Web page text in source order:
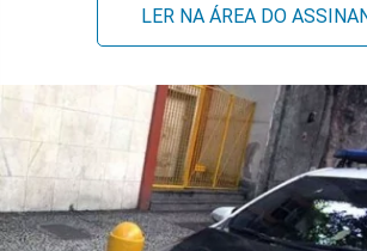
LER NA ÁREA DO